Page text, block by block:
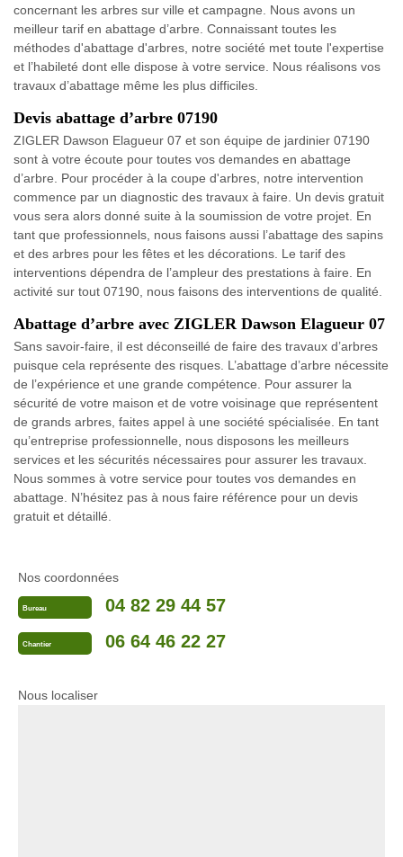
concernant les arbres sur ville et campagne. Nous avons un
meilleur tarif en abattage d’arbre. Connaissant toutes les
méthodes d'abattage d'arbres, notre société met toute l'expertise
et l’habileté dont elle dispose à votre service. Nous réalisons vos
travaux d’abattage même les plus difficiles.
Devis abattage d’arbre 07190
ZIGLER Dawson Elagueur 07 et son équipe de jardinier 07190
sont à votre écoute pour toutes vos demandes en abattage
d’arbre. Pour procéder à la coupe d'arbres, notre intervention
commence par un diagnostic des travaux à faire. Un devis gratuit
vous sera alors donné suite à la soumission de votre projet. En
tant que professionnels, nous faisons aussi l’abattage des sapins
et des arbres pour les fêtes et les décorations. Le tarif des
interventions dépendra de l’ampleur des prestations à faire. En
activité sur tout 07190, nous faisons des interventions de qualité.
Abattage d’arbre avec ZIGLER Dawson Elagueur 07
Sans savoir-faire, il est déconseillé de faire des travaux d’arbres
puisque cela représente des risques. L’abattage d’arbre nécessite
de l’expérience et une grande compétence. Pour assurer la
sécurité de votre maison et de votre voisinage que représentent
de grands arbres, faites appel à une société spécialisée. En tant
qu’entreprise professionnelle, nous disposons les meilleurs
services et les sécurités nécessaires pour assurer les travaux.
Nous sommes à votre service pour toutes vos demandes en
abattage. N’hésitez pas à nous faire référence pour un devis
gratuit et détaillé.
Nos coordonnées
Bureau 04 82 29 44 57
Chantier 06 64 46 22 27
Nous localiser